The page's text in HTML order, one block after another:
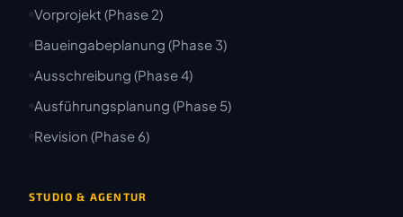
Vorprojekt (Phase 2)
Baueingabeplanung (Phase 3)
Ausschreibung (Phase 4)
Ausführungsplanung (Phase 5)
Revision (Phase 6)
STUDIO & AGENTUR